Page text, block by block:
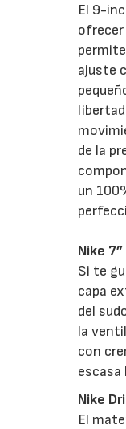
El 9-
ofrecer
ajuste
de la
un
Nike
Si te
capa
del
la
con
escasa
Nike
El